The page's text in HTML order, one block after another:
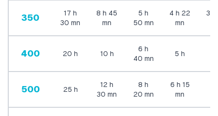
350 17 h
30 mn
8 h 45
mn
5 h
50 mn
4 h 22
mn
3
400 20 h 10 h
6 h
40 mn
5 h
500 25 h
12 h
30 mn
8 h
20 mn
6 h 15
mn